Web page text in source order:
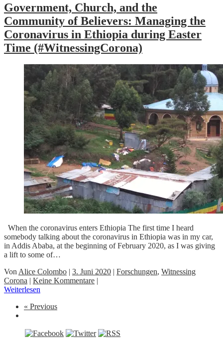
Government, Church, and the
Community of Believers: Managing the
Coronavirus in Ethiopia during Easter
Time (#WitnessingCorona)
When the coronavirus enters Ethiopia The first time I heard
somebody talking about the coronavirus in Ethiopia was in my car,
in Addis Ababa, at the beginning of February 2020, as I was giving
a lift to some of…
VonAlice Colombo 3. Juni 2020 Forschungen, Witnessing
Corona
Keine Kommentare
Weiterlesen
« Previous